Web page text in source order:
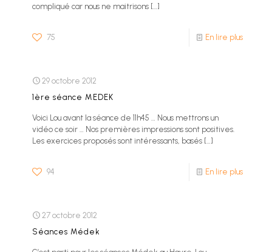
compliqué car nous ne maitrisons […]
75 En lire plus
29 octobre 2012
1ère séance MEDEK
Voici Lou avant la séance de 11h45 … Nous mettrons un
vidéo ce soir … Nos premières impressions sont positives.
Les exercices proposés sont intéressants, basés […]
94 En lire plus
27 octobre 2012
Séances Médek